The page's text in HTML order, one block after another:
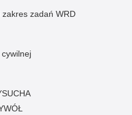
zakres zadań WRD
cywilnej